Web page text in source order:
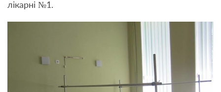
лікарні №1.